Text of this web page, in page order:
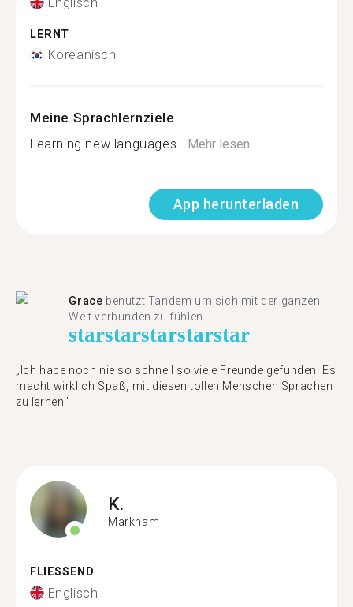
LERNT
Koreanisch
Meine Sprachlernziele
Learning new languages...Mehr lesen
App herunterladen
Grace benutzt Tandem um sich mit der ganzen
Welt verbunden zu fühlen.
starstarstarstarstar
„Ich habe noch nie so schnell so viele Freunde gefunden. Es
macht wirklich Spaß, mit diesen tollen Menschen Sprachen
zu lernen."
K.
Markham
FLIESSEND
Englisch